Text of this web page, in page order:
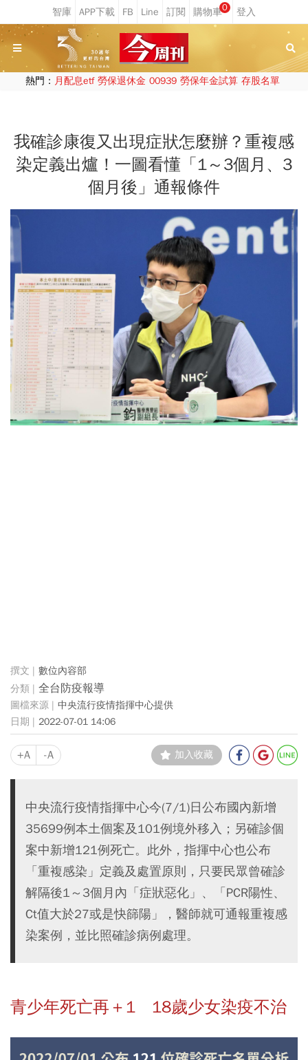
0
熱門： 月配息etf 勞保退休金 00939 勞保年金試算 存股名單
我確診康復又出現症狀怎麼辦？重複感
染定義出爐！一圖看懂「1～3個月、3
個月後」通報條件
數位內容部
全台防疫報導
中央流行疫情指揮中心提供
2022-07-01 14:06
+A -A 加入收藏
中央流行疫情指揮中心今(7/1)日公布國內新增
35699例本土個案及101例境外移入；另確診個
案中新增121例死亡。此外，指揮中心也公布
「重複感染」定義及處置原則，只要民眾曾確診
解隔後1～3個月內「症狀惡化」、「PCR陽性、
Ct值大於27或是快篩陽」，醫師就可通報重複感
染案例，並比照確診病例處理。
青少年死亡再＋1 18歲少女染疫不治